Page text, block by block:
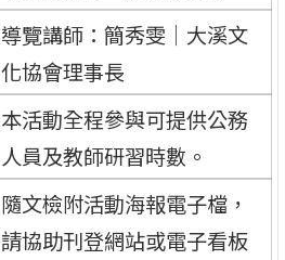
導覽講師：簡秀雯｜大溪文
化協會理事長
本活動全程參與可提供公務
人員及教師研習時數。
隨文檢附活動海報電子檔，
請協助刊登網站或電子看板